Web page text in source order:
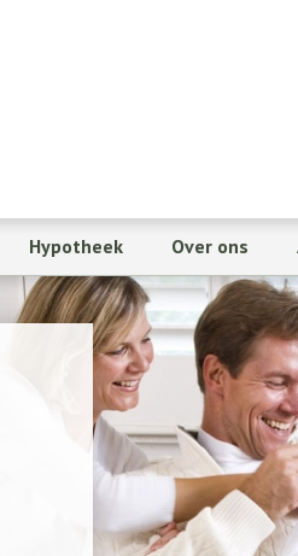
Hypotheek Over ons